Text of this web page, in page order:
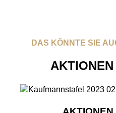
DAS KÖNNTE SIE